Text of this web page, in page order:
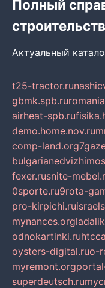
Полный
Актуальный
t25-tractor.ru
gbmk.spb.ru
airheat-spb.ru
demo.home.nov.ru
comp-land.org
fexer.rusnite-
0sporte.ru9rota-
pro-kirpichi.ru
mynances.org
odnokartinki.ru
oysters-digital.ruo-
myremont.org
superdeutsch.ru